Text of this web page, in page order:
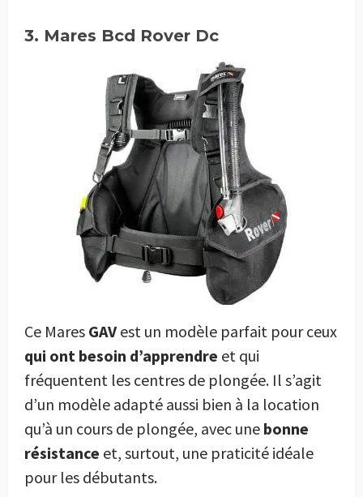
3. Mares Bcd Rover Dc
Ce Mares GAVest un modèle parfait pour ceux
qui ont besoin d’apprendre et qui
fréquentent les centres de plongée. Il s’agit
d’un modèle adapté aussi bien à la location
qu’à un cours de plongée, avec une bonne
résistance et, surtout, une praticité idéale
pour les débutants.